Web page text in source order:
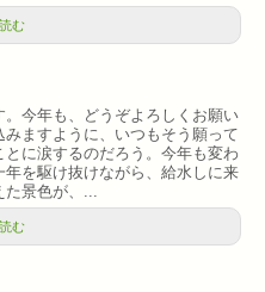
む
今年も、どうぞよろしくお願い
ますように、いつもそう願って
に涙するのだろう。今年も変わ
を駆け抜けながら、給水しに来
た景色が、...
む